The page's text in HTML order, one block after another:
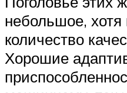
небольшое,
количество
Хорошие